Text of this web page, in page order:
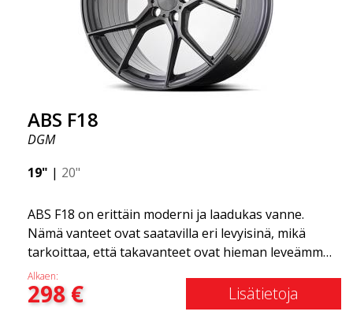
että kevyempiä kuin tavalliset alumiinivanteet.
Tämän huomaat ajaessasi ABS F18 -vanteilla.
Olemme ylpeitä voidessamme tarjota ne
valikoimassamme!
ABS F18
DGM
19" | 20"
ABS F18 on erittäin moderni ja laadukas vanne.
Nämä vanteet ovat saatavilla eri levyisinä, mikä
tarkoittaa, että takavanteet ovat hieman leveämmät
kuin etuvanteet. Tämä antaa autolle kovan ilmeen,
joka usein yhdistetään kilpa-ajoon. (Ne ovat myös
saatavilla neliömäisenä kokoonpanona.) Toisin
Alkaen:
298€ Lisätietoja